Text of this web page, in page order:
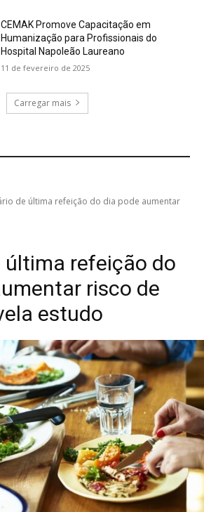
CEMAK Promove Capacitação em
Humanização para Profissionais do
Hospital Napoleão Laureano
11 de fevereiro de 2025
Carregar mais